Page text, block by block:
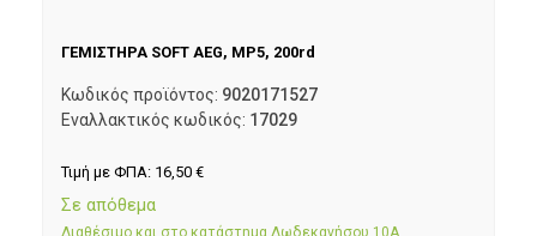
ΓΕΜΙΣΤΗΡΑ SOFT AEG, MP5, 200rd
Κωδικός προϊόντος: 9020171527
Εναλλακτικός κωδικός: 17029
Τιμή με ΦΠΑ: 16,50 €
Σε απόθεμα
Διαθέσιμο και στο κατάστημα Δωδεκανήσου 10Α